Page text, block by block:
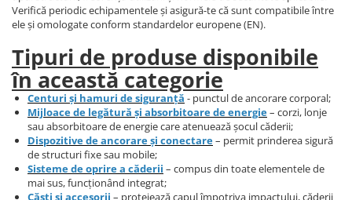
Viziere
Antifoane externe
Antifoane externe clasice
Antifoane externe cu prindere pe
casca de protecție
Antifoane interne
Antifoane interne de unică
folosință
Verifică periodic echipamentele și asigură-te că sunt compatibile între
ele și omologate conform standardelor europene (EN).
Tipuri de produse disponibile
în această categorie
Centuri și hamuri de siguranță - punctul de ancorare corporal;
Mijloace de legătură și absorbitoare de energie– corzi, lonje
sau absorbitoare de energie care atenuează șocul căderii;
Dispozitive de ancorare și conectare– permit prinderea sigură
de structuri fixe sau mobile;
Sisteme de oprire a căderii – compus din toate elementele de
mai sus, funcționând integrat;
Căști și accesorii – protejează capul împotriva impactului, căderii